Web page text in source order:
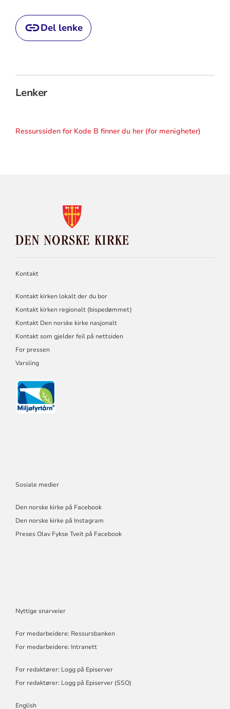
Del lenke
Lenker
Ressurssiden for Kode B finner du her (for menigheter)
NORSKE
KIRKE
Kontakt
Kontakt kirken lokalt der du bor
Kontakt kirken regionalt (bispedømmet)
Kontakt Den norske kirke nasjonalt
Kontakt som gjelder feil på nettsiden
For pressen
Varsling
Sosiale medier
Den norske kirke på Facebook
Den norske kirke på Instagram
Preses Olav Fykse Tveit på Facebook
Nyttige snarveier
For medarbeidere: Ressursbanken
For medarbeidere: Intranett
For redaktører: Logg på Episerver
For redaktører: Logg på Episerver (SSO)
English